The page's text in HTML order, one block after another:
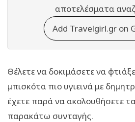
αποτελέσματα
Add Travelgirl.gr on
Θέλετε να δοκιμάσετε να
μπισκότα πιο υγιεινά με
έχετε παρά να ακολουθήσετε
παρακάτω συνταγής.